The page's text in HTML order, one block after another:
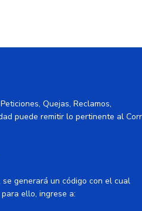
Quejas, Reclamos,
puede remitir lo pertinente al
generará un código con el cual
ello, ingrese a: